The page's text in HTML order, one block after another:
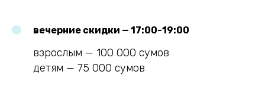
вечерние скидки — 17:00-19:00
взрослым — 100 000 сумов
детям — 75 000 сумов